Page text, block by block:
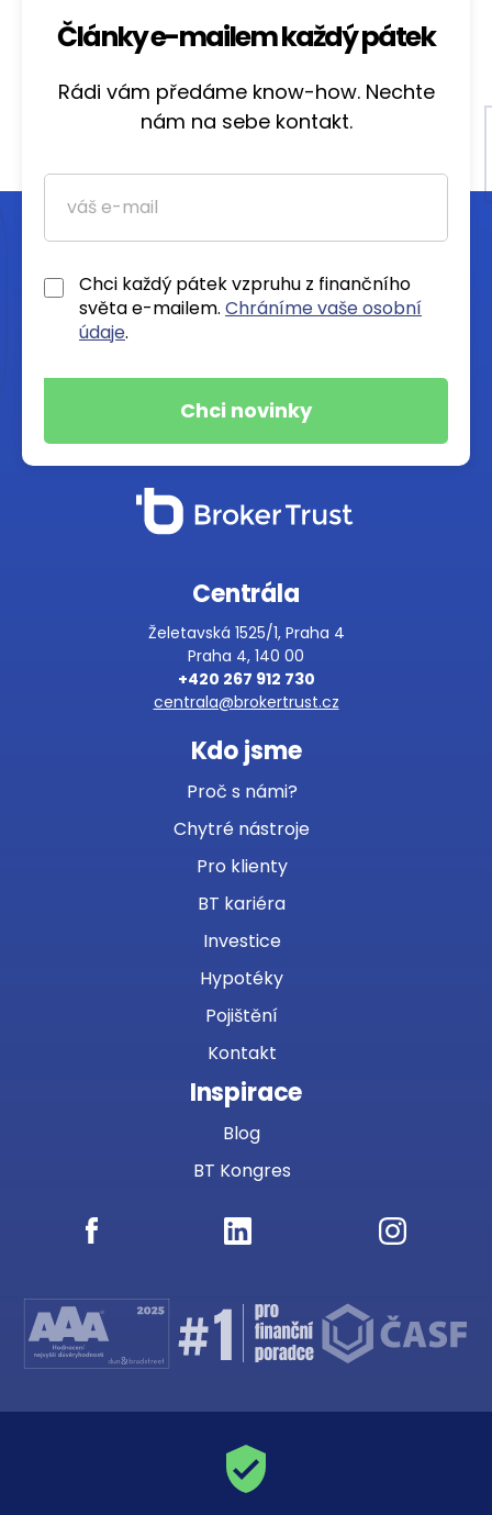
Články e-mailem každý pátek
Rádi vám předáme know-how. Nechte
nám na sebe kontakt.
Chci každý pátek vzpruhu z finančního
světa e-mailem. Chráníme vaše osobní
údaje.
Centrála
Želetavská 1525/1, Praha 4
Praha 4, 140 00
+420 267 912 730
centrala@brokertrust.cz
Kdo jsme
Proč s námi?
Chytré nástroje
Pro klienty
BT kariéra
Investice
Hypotéky
Pojištění
Kontakt
Inspirace
Blog
BT Kongres